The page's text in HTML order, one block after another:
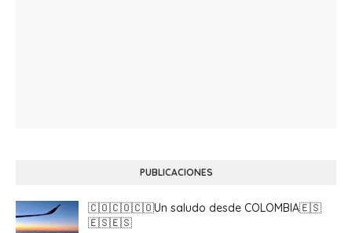
PUBLICACIONES
🇨🇴🇨🇴🇨🇴Un saludo desde COLOMBIA🇪🇸
🇪🇸🇪🇸